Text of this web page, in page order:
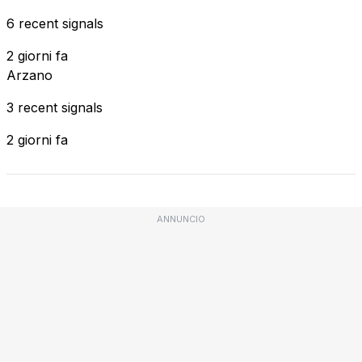
6 recent signals
2 giorni fa
Arzano
3 recent signals
2 giorni fa
ANNUNCIO